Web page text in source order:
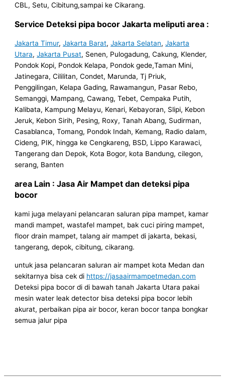
CBL, Setu, Cibitung,sampai ke Cikarang.
Service Deteksi pipa bocor Jakarta meliputi area :
Jakarta Timur,Jakarta Barat,Jakarta Selatan,Jakarta
Utara,Jakarta Pusat, Senen, Pulogadung, Cakung, Klender,
Pondok Kopi, Pondok Kelapa, Pondok gede,Taman Mini,
Jatinegara, Cililitan, Condet, Marunda, Tj Priuk,
Penggilingan, Kelapa Gading, Rawamangun, Pasar Rebo,
Semanggi, Mampang, Cawang, Tebet, Cempaka Putih,
Kalibata, Kampung Melayu, Kenari, Kebayoran, Slipi, Kebon
Jeruk, Kebon Sirih, Pesing, Roxy, Tanah Abang, Sudirman,
Casablanca, Tomang, Pondok Indah, Kemang, Radio dalam,
Cideng, PIK, hingga ke Cengkareng, BSD, Lippo Karawaci,
Tangerang dan Depok, Kota Bogor, kota Bandung, cilegon,
serang, Banten
area Lain : Jasa Air Mampet dan deteksi pipa
bocor
kami juga melayani pelancaran saluran pipa mampet, kamar
mandi mampet, wastafel mampet, bak cuci piring mampet,
floor drain mampet, talang air mampet di jakarta, bekasi,
tangerang, depok, cibitung, cikarang.
untuk jasa pelancaran saluran air mampet kota Medan dan
sekitarnya bisa cek di https://jasaairmampetmedan.com
Deteksi pipa bocor di di bawah tanah Jakarta Utara pakai
mesin water leak detector bisa deteksi pipa bocor lebih
akurat, perbaikan pipa air bocor, keran bocor tanpa bongkar
semua jalur pipa